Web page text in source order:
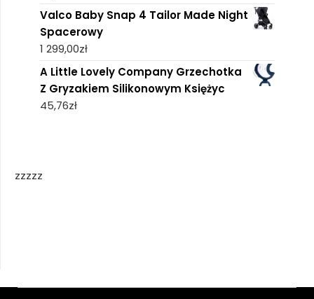
Valco Baby Snap 4 Tailor Made Night
Spacerowy
1 299,00zł
A Little Lovely Company Grzechotka
Z Gryzakiem Silikonowym Księżyc
45,76zł
zzzzz